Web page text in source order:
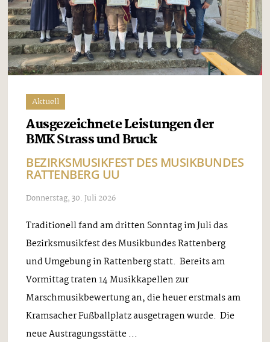
Aktuell
Ausgezeichnete Leistungen der
BMK Strass und Bruck
BEZIRKSMUSIKFEST DES MUSIKBUNDES
RATTENBERG UU
Donnerstag, 30. Juli 2026
Traditionell fand am dritten Sonntag im Juli das
Bezirksmusikfest des Musikbundes Rattenberg
und Umgebung in Rattenberg statt. Bereits am
Vormittag traten 14 Musikkapellen zur
Marschmusikbewertung an, die heuer erstmals am
Kramsacher Fußballplatz ausgetragen wurde. Die
neue Austragungsstätte ...